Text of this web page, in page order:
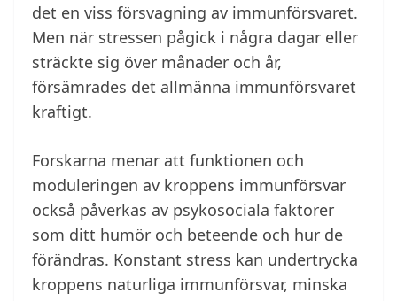
det en viss försvagning av immunförsvaret.
Men när stressen pågick i några dagar eller
sträckte sig över månader och år,
försämrades det allmänna immunförsvaret
kraftigt.
Forskarna menar att funktionen och
moduleringen av kroppens immunförsvar
också påverkas av psykosociala faktorer
som ditt humör och beteende och hur de
förändras. Konstant stress kan undertrycka
kroppens naturliga immunförsvar, minska